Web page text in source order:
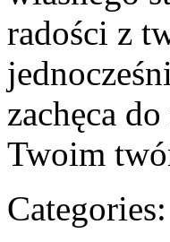
radości z
zachęca
Twoim
Categories: